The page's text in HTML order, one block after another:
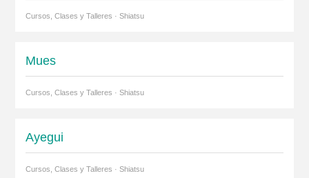
Cursos, Clases y Talleres · Shiatsu
Mues
Cursos, Clases y Talleres · Shiatsu
Ayegui
Cursos, Clases y Talleres · Shiatsu